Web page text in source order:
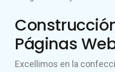
Páginas
Excellimos en la